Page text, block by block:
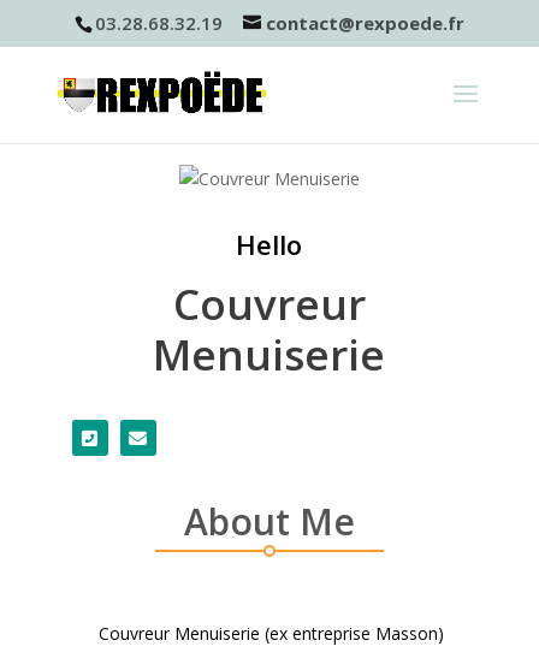
03.28.68.32.19 contact@rexpoede.fr
Hello
Couvreur
Menuiserie
About Me
Couvreur Menuiserie (ex entreprise Masson)